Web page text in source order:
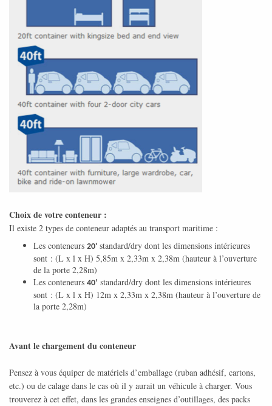
Choix de votre conteneur :
Il existe 2 types de conteneur adaptés au transport maritime :
Les conteneurs 20' standard/dry dont les dimensions intérieures
sont : (L x l x H) 5,85m x 2,33m x 2,38m (hauteur à l’ouverture
de la porte 2,28m)
Les conteneurs 40’ standard/dry dont les dimensions intérieures
sont : (L x l x H) 12m x 2,33m x 2,38m (hauteur à l’ouverture de
la porte 2,28m)
Avant le chargement du conteneur
Pensez à vous équiper de matériels d’emballage (ruban adhésif, cartons,
etc.) ou de calage dans le cas où il y aurait un véhicule à charger. Vous
trouverez à cet effet, dans les grandes enseignes d’outillages, des packs